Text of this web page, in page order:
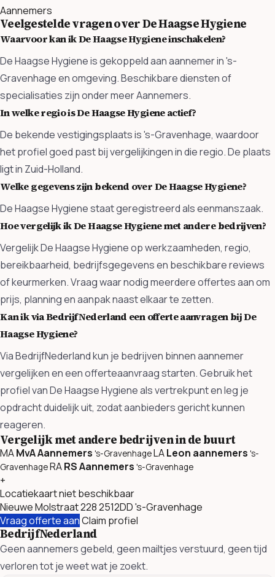
Aannemers
Veelgestelde vragen over De Haagse Hygiene
Waarvoor kan ik De Haagse Hygiene inschakelen?
De Haagse Hygiene is gekoppeld aan aannemer in 's-
Gravenhage en omgeving. Beschikbare diensten of
specialisaties zijn onder meer Aannemers.
In welke regio is De Haagse Hygiene actief?
De bekende vestigingsplaats is 's-Gravenhage, waardoor
het profiel goed past bij vergelijkingen in die regio. De plaats
ligt in Zuid-Holland.
Welke gegevens zijn bekend over De Haagse Hygiene?
De Haagse Hygiene staat geregistreerd als eenmanszaak.
Hoe vergelijk ik De Haagse Hygiene met andere bedrijven?
Vergelijk De Haagse Hygiene op werkzaamheden, regio,
bereikbaarheid, bedrijfsgegevens en beschikbare reviews
of keurmerken. Vraag waar nodig meerdere offertes aan om
prijs, planning en aanpak naast elkaar te zetten.
Kan ik via BedrijfNederland een offerte aanvragen bij De
Haagse Hygiene?
Via BedrijfNederland kun je bedrijven binnen aannemer
vergelijken en een offerteaanvraag starten. Gebruik het
profiel van De Haagse Hygiene als vertrekpunt en leg je
opdracht duidelijk uit, zodat aanbieders gericht kunnen
reageren.
Vergelijk met andere bedrijven in de buurt
MAMvA Aannemers 's-GravenhageLALeon aannemers 's-
GravenhageRARS Aannemers 's-Gravenhage
+
Locatiekaart niet beschikbaar
Nieuwe Molstraat 228 2512DD 's-Gravenhage
Vraag offerte aanClaim profiel
BedrijfNederland
Geen aannemers gebeld, geen mailtjes verstuurd, geen tijd
verloren tot je weet wat je zoekt.